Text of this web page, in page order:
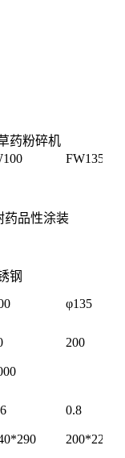
药粉碎机
FW135
药品性涂装
钢
φ135
200
0.8